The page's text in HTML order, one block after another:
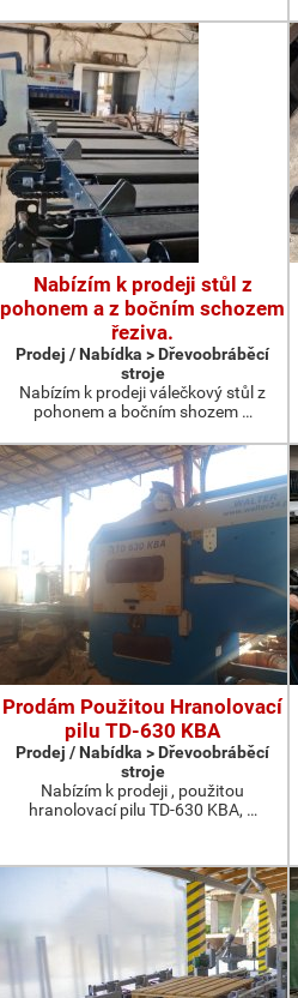
Nabízím k prodeji stůl z
pohonem a z bočním schozem
řeziva.
Prodej / Nabídka > Dřevoobráběcí
stroje
Nabízím k prodeji válečkový stůl z
pohonem a bočním shozem …
Prodám Použitou Hranolovací
pilu TD-630 KBA
Prodej / Nabídka > Dřevoobráběcí
stroje
Nabízím k prodeji , použitou
hranolovací pilu TD-630 KBA, …